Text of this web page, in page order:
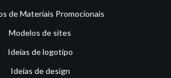
de Materiais Promocionais
Modelos de sites
Ideias de logotipo
Ideias de design